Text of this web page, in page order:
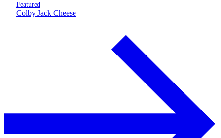
Featured
Colby Jack Cheese